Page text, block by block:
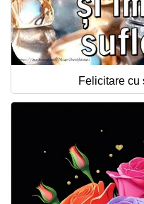
Felicitare cu